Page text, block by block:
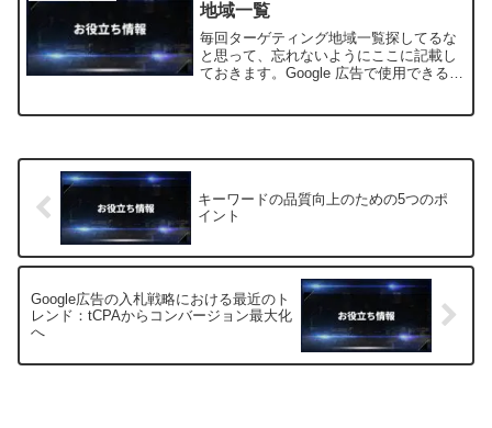
地域一覧
毎回ターゲティング地域一覧探してるな
と思って、忘れないようにここに記載し
ておきます。Google 広告で使用できるす
キーワードの品質向上のための5つのポ
イント
Google広告の入札戦略における最近のト
レンド：tCPAからコンバージョン最大化
へ